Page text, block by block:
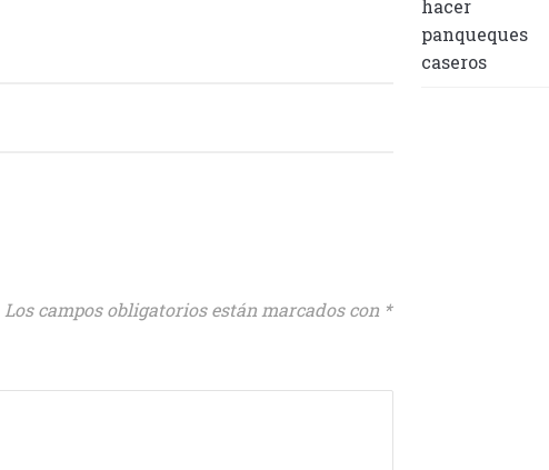
Los campos obligatorios están marcados con *